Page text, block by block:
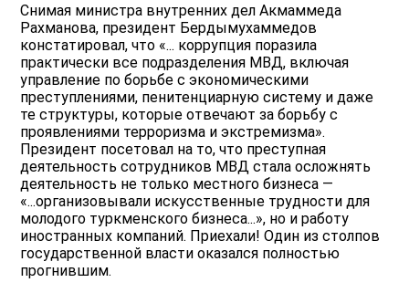
Снимая министра внутренних дел Акмаммеда
Рахманова, президент Бердымухаммедов
констатировал, что «... коррупция поразила
практически все подразделения МВД, включая
управление по борьбе с экономическими
преступлениями, пенитенциарную систему и даже
те структуры, которые отвечают за борьбу с
проявлениями терроризма и экстремизма».
Президент посетовал на то, что преступная
деятельность сотрудников МВД стала осложнять
деятельность не только местного бизнеса —
«...организовывали искусственные трудности для
молодого туркменского бизнеса...», но и работу
иностранных компаний. Приехали! Один из столпов
государственной власти оказался полностью
прогнившим.